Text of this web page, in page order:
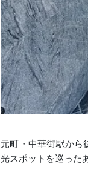
元町・中華街駅か
光スポットを巡った